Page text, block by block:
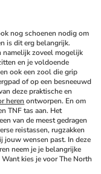
nog schoenen nodig om
is dit erg belangrijk.
namelijk zoveel mogelijk
en je voldoende
ook een zool die grip
of op een besneeuwd
deze praktische en
heren ontworpen. En om
TNF tas aan. Het
van de meest gedragen
reistassen, rugzakken
jouw wensen past. In deze
neem je je belangrijke
kies je voor The North